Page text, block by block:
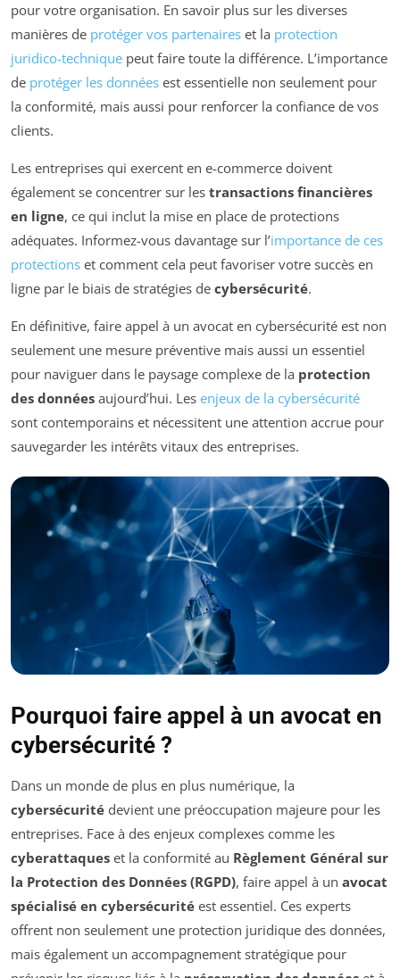
pour votre organisation. En savoir plus sur les diverses
manières de protéger vos partenaires et la protection
juridico-technique peut faire toute la différence. L’importance
de protéger les données est essentielle non seulement pour
la conformité, mais aussi pour renforcer la confiance de vos
clients.
Les entreprises qui exercent en e-commerce doivent
également se concentrer sur les transactions financières
en ligne, ce qui inclut la mise en place de protections
adéquates. Informez-vous davantage sur l’importance de ces
protections et comment cela peut favoriser votre succès en
ligne par le biais de stratégies de cybersécurité.
En définitive, faire appel à un avocat en cybersécurité est non
seulement une mesure préventive mais aussi un essentiel
pour naviguer dans le paysage complexe de la protection
des données aujourd’hui. Les enjeux de la cybersécurité
sont contemporains et nécessitent une attention accrue pour
sauvegarder les intérêts vitaux des entreprises.
Pourquoi faire appel à un avocat en
cybersécurité ?
Dans un monde de plus en plus numérique, la
cybersécurité devient une préoccupation majeure pour les
entreprises. Face à des enjeux complexes comme les
cyberattaques et la conformité au Règlement Général sur
la Protection des Données (RGPD), faire appel à un avocat
spécialisé en cybersécurité est essentiel. Ces experts
offrent non seulement une protection juridique des données,
mais également un accompagnement stratégique pour